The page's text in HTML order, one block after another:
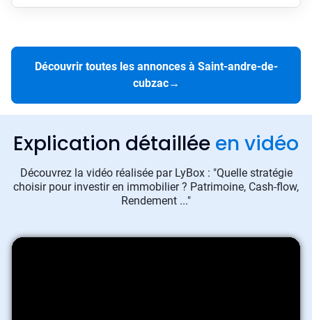
Découvrir toutes les annonces à Saint-andre-de-
cubzac→
Explication détaillée en vidéo
Découvrez la vidéo réalisée par LyBox : "Quelle stratégie
choisir pour investir en immobilier ? Patrimoine, Cash-flow,
Rendement ..."